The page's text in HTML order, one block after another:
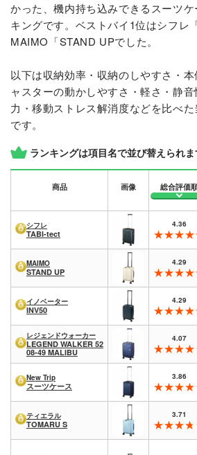
かった、機内持ち込みできるスーツ
キングです。ベストバイ1位はシフレ
MAIMO「STAND UPでした。
以下は収納効率・収納のしやすさ・
ャスターの動かしやすさ・軽さ・静
力・移動ストレス解消度などを比べ
です。
ランキングは項目名で並び替えられ
商品 画像 総合評価
シフレ
TABI-tect
4.36
MAIMO
STAND UP
4.29
イノベーター
INV50
4.29
レジェンドウォーカー
LEGEND WALKER 52
08-49 MALIBU
4.07
New Trip
スーツケース
3.86
ティエラル
TOMARU S
3.71